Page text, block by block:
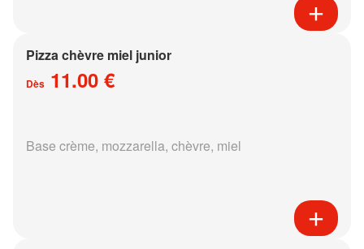
Pizza chèvre miel junior
Dès 11.00 €
Base crème, mozzarella, chèvre, miel